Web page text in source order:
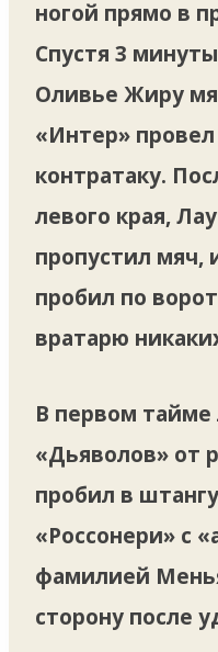
ногой прямо в
Спустя 3
Оливье Жиру
«Интер»
контратаку.
левого края,
пропустил
пробил по
вратарю
В первом
«Дьяволов» от
пробил в
«Россонери» с
фамилией
сторону после